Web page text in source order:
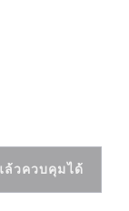
ล้วควบคุมได้